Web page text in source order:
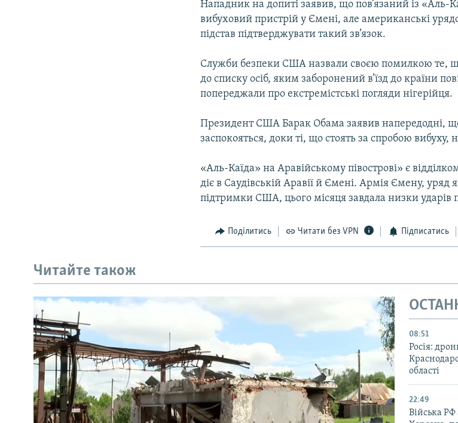
Нападник на допиті заявив, що пов’язаний із «Аль-
вибуховий пристрій у Ємені, але американські
підстав підтверджувати такий зв’язок.
Служби безпеки США назвали своєю помилкою те,
до списку осіб, яким заборонений в’їзд до країни
попереджали про екстремістські погляди нігерійця.
Президент США Барак Обама заявив напередодні,
заспокояться, доки ті, що стоять за спробою вибуху,
«Аль-Каїда» на Аравійському півострові» є
діє в Саудівській Аравії й Ємені. Армія Ємену, уряд
підтримки США, цього місяця завдала низки ударів
Поділитись Читати без VPN Підписатись
Читайте також
08:51
Росія:
області
22:49
Війська РФ